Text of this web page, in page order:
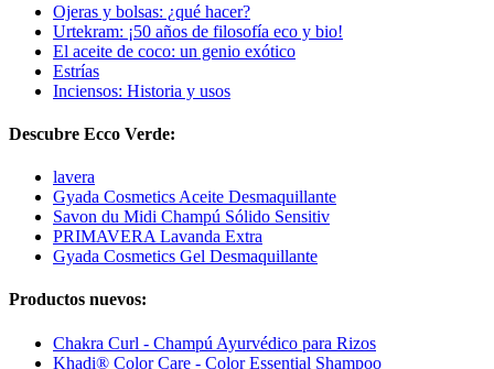
Ojeras y bolsas: ¿qué hacer?
Urtekram: ¡50 años de filosofía eco y bio!
El aceite de coco: un genio exótico
Estrías
Inciensos: Historia y usos
Descubre Ecco Verde:
lavera
Gyada Cosmetics Aceite Desmaquillante
Savon du Midi Champú Sólido Sensitiv
PRIMAVERA Lavanda Extra
Gyada Cosmetics Gel Desmaquillante
Productos nuevos:
Chakra Curl - Champú Ayurvédico para Rizos
Khadi® Color Care - Color Essential Shampoo